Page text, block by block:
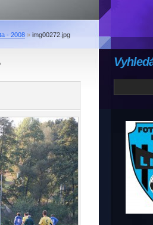
- 2008 » img00272.jpg